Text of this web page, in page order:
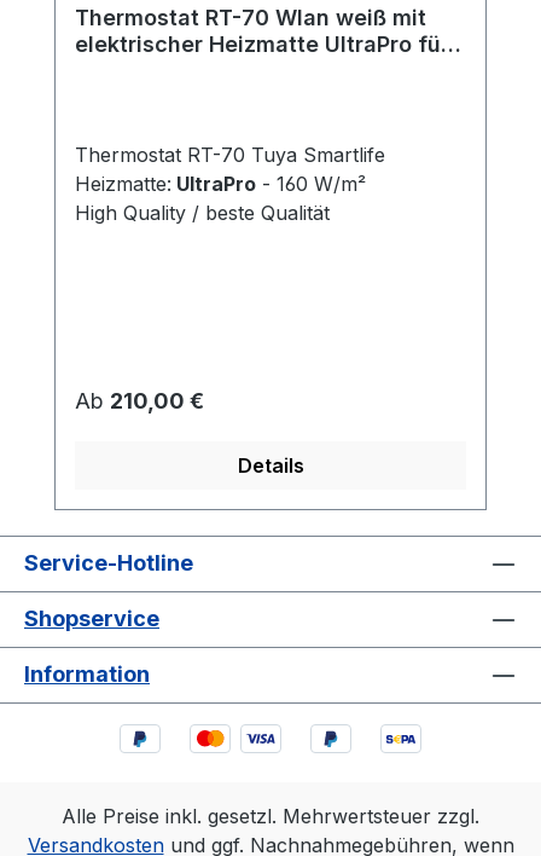
Thermostat RT-70 Wlan weiß mit
elektrischer Heizmatte UltraPro für
Thermostat RT-70 Tuya Smartlife
Heizmatte: UltraPro - 160 W/m²
High Quality / beste Qualität
Regulärer Preis:
Ab 210,00 €
Details
Service-Hotline
Shopservice
Information
Alle Preise inkl. gesetzl. Mehrwertsteuer zzgl.
Versandkostenund ggf. Nachnahmegebühren, wenn